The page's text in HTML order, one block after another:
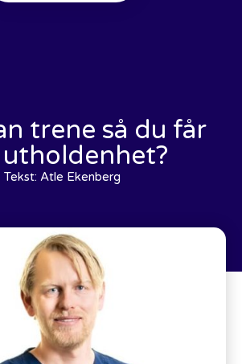
trene så du får
Tekst: Atle Ekenberg